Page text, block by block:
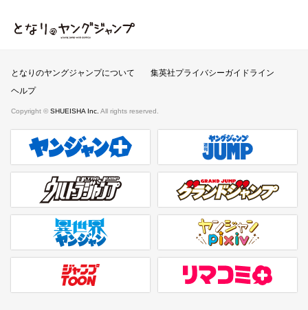
となりのヤングジャンプ
となりのヤングジャンプについて
集英社プライバシーガイドライン
ヘルプ
Copyright © SHUEISHA Inc. All rights reserved.
ヤンジャンプラス 週刊ヤングジャンプ公式サイト
ウルトラジャンプ グランドジャンプ
異世界ヤンジャン ヤンジャンpixiv
ジャンプTOON リマコミ＋